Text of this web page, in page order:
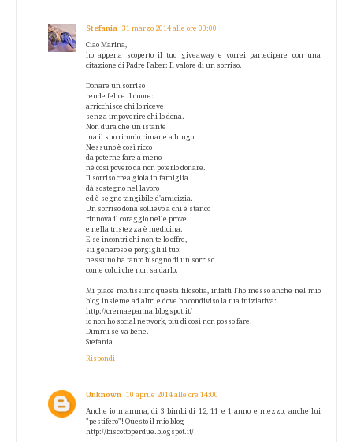
Stefania 31 marzo 2014 alle ore 00:00
Ciao Marina,
ho appena scoperto il tuo giveaway e vorrei partecipare con una
citazione di Padre Faber: Il valore di un sorriso.
Donare un sorriso
rende felice il cuore:
arricchisce chi lo riceve
senza impoverire chi lo dona.
Non dura che un istante
ma il suo ricordo rimane a lungo.
Nessuno è così ricco
da poterne fare a meno
nè così povero da non poterlo donare.
Il sorriso crea gioia in famiglia
dà sostegno nel lavoro
ed è segno tangibile d'amicizia.
Un sorriso dona sollievo a chi è stanco
rinnova il coraggio nelle prove
e nella tristezza è medicina.
E se incontri chi non te lo offre,
sii generoso e porgigli il tuo:
nessuno ha tanto bisogno di un sorriso
come colui che non sa darlo.
Mi piace moltissimo questa filosofia, infatti l'ho messo anche nel mio
blog insieme ad altri e dove ho condiviso la tua iniziativa:
http://cremaepanna.blogspot.it/
io non ho social network, più di così non posso fare.
Dimmi se va bene.
Stefania
Rispondi
Unknown 10 aprile 2014 alle ore 14:00
Anche io mamma, di 3 bimbi di 12, 11 e 1 anno e mezzo, anche lui
"pestifero"! Questo il mio blog
http://biscottoperdue.blogspot.it/